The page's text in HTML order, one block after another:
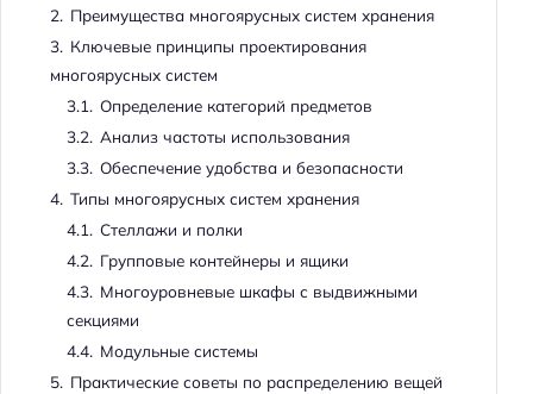
2. Преимущества многоярусных систем хранения
3. Ключевые принципы проектирования
многоярусных систем
3.1. Определение категорий предметов
3.2. Анализ частоты использования
3.3. Обеспечение удобства и безопасности
4. Типы многоярусных систем хранения
4.1. Стеллажи и полки
4.2. Групповые контейнеры и ящики
4.3. Многоуровневые шкафы с выдвижными
секциями
4.4. Модульные системы
5. Практические советы по распределению вещей